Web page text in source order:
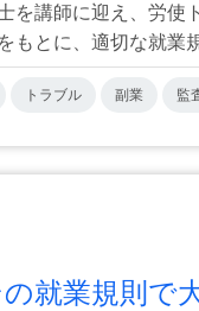
を講師に迎え、労
もとに、適切な就業
トラブル 副業 監
就業規則で